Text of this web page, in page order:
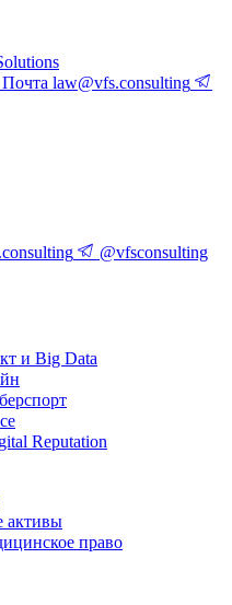
Почта law@vfs.consulting
@vfsconsulting
и Big Data
Reputation
активы
право